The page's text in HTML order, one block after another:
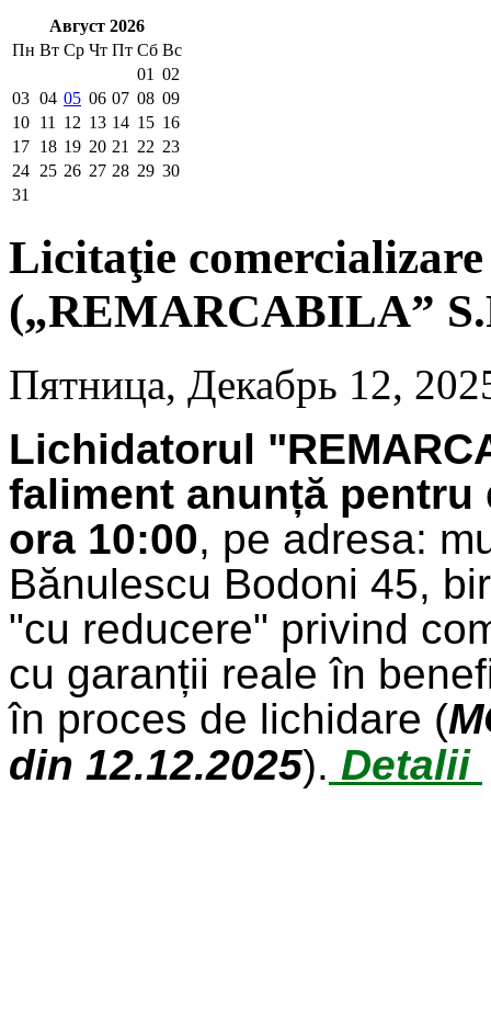
Август 2026
Пн Вт Ср Чт Пт Сб Вс
01 02
03 04 05 06 07 08 09
10 11 12 13 14 15 16
17 18 19 20 21 22 23
24 25 26 27 28 29 30
31
Licitaţie
(„REMARCABILA”
Пятница, Декабрь 12,
Lichidatorul
faliment anunță pentru
ora 10:00, pe adresa:
Bănulescu Bodoni 45,
"cu reducere" privind
cu garanții reale în
în proces de lichidare (
din 12.12.2025). Detalii